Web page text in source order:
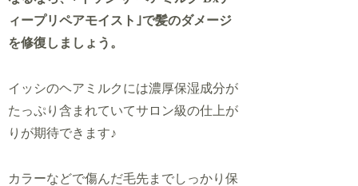
ィープリペアモイスト｣で髪のダメージ
を修復しましょう。
イッシのヘアミルクには濃厚保湿成分が
たっぷり含まれていてサロン級の仕上が
りが期待できます♪
カラーなどで傷んだ毛先までしっかり保